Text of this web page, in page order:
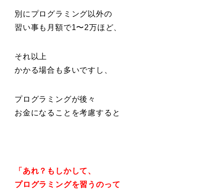
別にプログラミング以外の
習い事も月額で1〜2万ほど、
それ以上
かかる場合も多いですし、
プログラミングが後々
お金になることを考慮すると
「あれ？もしかして、
プログラミングを習うのって